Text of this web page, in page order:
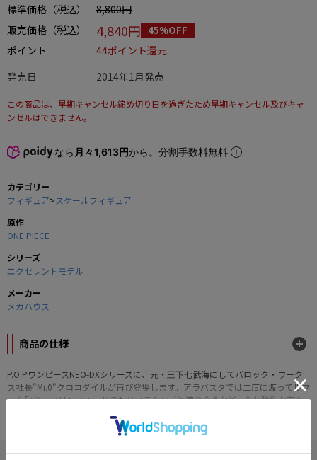
標準価格（税込）
8,800円
販売価格（税込）
4,840円 45%OFF
ポイント
44ポイント還元
発売日
2014年1月発売
この商品は、早期キャンセル締め切り日を過ぎたため早期キャンセル及びキャ
ンセルはできません。
なら 月々1,613円から。分割手数料無料
カテゴリー
フィギュア>スケールフィギュア
原作
ONE PIECE
シリーズ
エクセレントモデル
メーカー
メガハウス
商品の仕様
P.O.PワンピースNEO-DXシリーズに、元・王下七武海にしてバロック・ワーク
ス社長"Mr.0"クロコダイルが再び登場します。アラバスタでは二度に渡ってルフ
ィを破り、マリンフォードでもドフラミンゴと渡り合うなど、今だ強烈な存在
■1/8スケール
" ONE PIECE "の他の商品